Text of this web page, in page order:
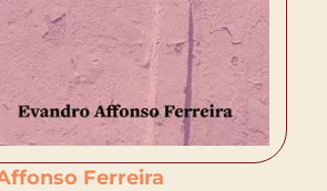
Ferreira